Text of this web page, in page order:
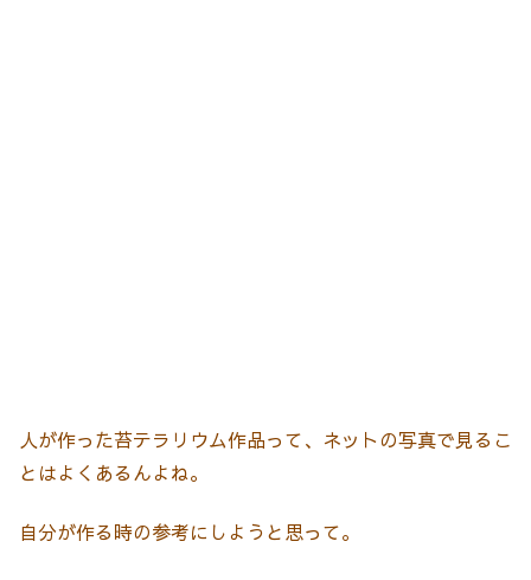
人が作った苔テラリウム作品って、ネットの写真で見るこ
とはよくあるんよね。
自分が作る時の参考にしようと思って。